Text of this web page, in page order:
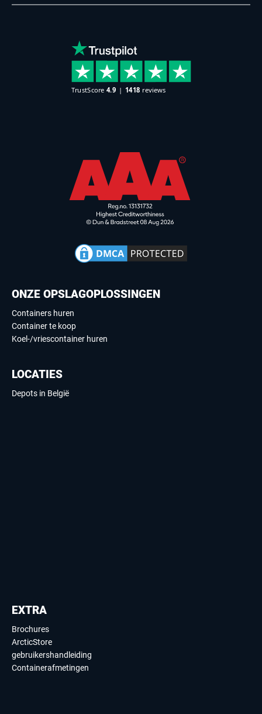
ONZE OPSLAGOPLOSSINGEN
Containers huren
Container te koop
Koel-/vriescontainer huren
LOCATIES
Depots in België
EXTRA
Brochures
ArcticStore
gebruikershandleiding
Containerafmetingen